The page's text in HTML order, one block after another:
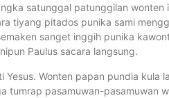
satunggal patunggilan wonten
tiyang pitados punika sami
sanget inggih punika
Paulus sacara langsung.
Wonten papan pundia kula
tumrap pasamuwan-pasamuwan